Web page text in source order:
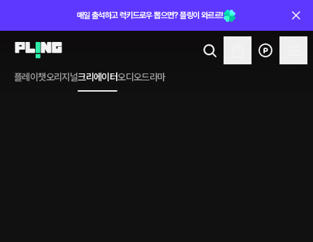
매일 출석하고 럭키드로우 뽑으면? 플링이 와르르!
플레이챗오리지널크리에이터오디오드라마